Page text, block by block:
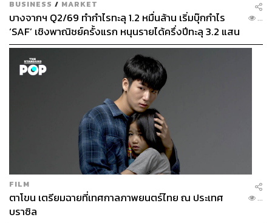
BUSINESS / MARKET
บางจากฯ Q2/69 ทำกำไรทะลุ 1.2 หมื่นล้าน เริ่มบุ๊กกำไร
‘SAF’ เชิงพาณิชย์ครั้งแรก หนุนรายได้ครึ่งปีทะลุ 3.2 แสน
ล้าน
...
FILM
ตาโขน เตรียมฉายที่เทศกาลภาพยนตร์ไทย ณ ประเทศ
บราซิล
...